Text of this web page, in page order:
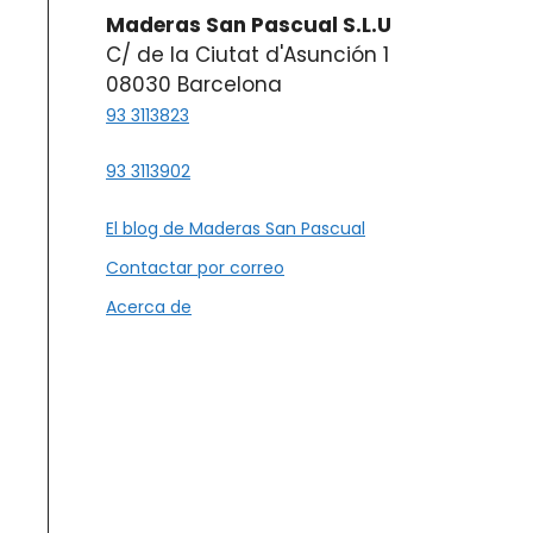
Maderas San Pascual S.L.U
C/ de la Ciutat d'Asunción 1
08030 Barcelona
93 3113823
93 3113902
El blog de Maderas San Pascual
Contactar por correo
Acerca de